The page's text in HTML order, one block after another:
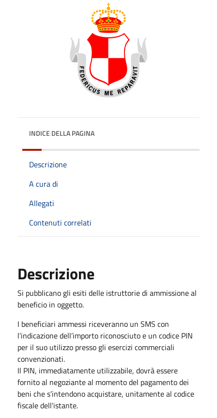
INDICE DELLA PAGINA
Descrizione
A cura di
Allegati
Contenuti correlati
Descrizione
Si pubblicano gli esiti delle istruttorie di ammissione al
beneficio in oggetto.
I beneficiari ammessi riceveranno un SMS con
l’indicazione dell’importo riconosciuto e un codice PIN
per il suo utilizzo presso gli esercizi commerciali
convenzionati.
Il PIN, immediatamente utilizzabile, dovrà essere
fornito al negoziante al momento del pagamento dei
beni che s’intendono acquistare, unitamente al codice
fiscale dell'istante.